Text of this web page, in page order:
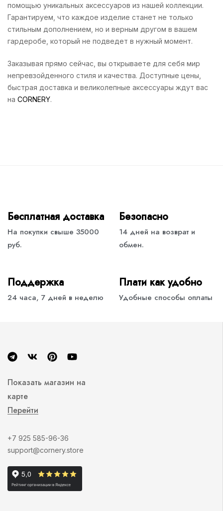
помощью уникальных аксессуаров из нашей коллекции.
Гарантируем, что каждое изделие станет не только
стильным дополнением, но и верным другом в вашем
гардеробе, который не подведет в нужный момент.
Заказывая прямо сейчас, вы открываете для себя мир
непревзойденного стиля и качества. Доступные цены,
быстрая доставка и великолепные аксессуары ждут вас
на CORNERY.
Бесплатная доставка
На покупки свыше 35000
руб.
Безопасно
14 дней на возврат и
обмен.
Поддержка
24 часа, 7 дней в неделю
Плати как удобно
Удобные способы оплаты
Показать магазин на
карте
Перейти
+7 925 585-96-36
support@cornery.store